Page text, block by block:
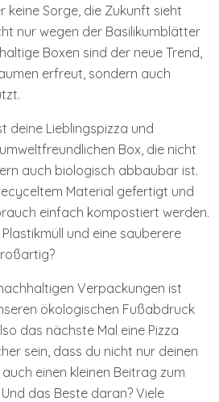
keine Sorge, die Zukunft sieht
nur wegen der Basilikumblätter
Boxen sind der neue Trend,
erfreut, sondern auch
deine Lieblingspizza und
Box, die nicht
auch biologisch abbaubar ist.
Material gefertigt und
einfach kompostiert werden.
und eine sauberere
Verpackungen ist
ökologischen Fußabdruck
das nächste Mal eine Pizza
sein, dass du nicht nur deinen
einen kleinen Beitrag zum
das Beste daran? Viele